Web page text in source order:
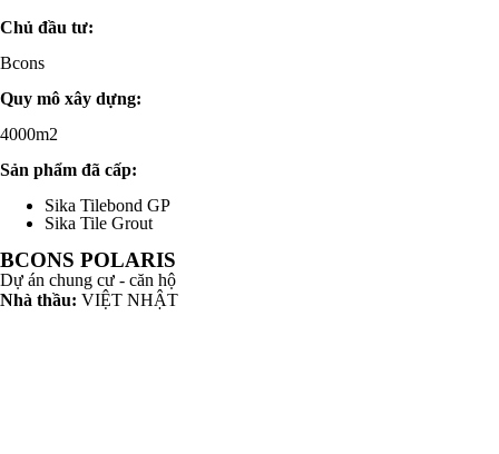
Chủ đầu tư:
Bcons
Quy mô xây dựng:
4000m2
Sản phẩm đã cấp:
Sika Tilebond GP
Sika Tile Grout
BCONS POLARIS
Dự án chung cư - căn hộ
Nhà thầu: VIỆT NHẬT